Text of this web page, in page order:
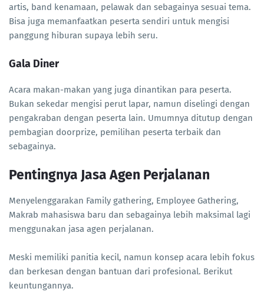
artis, band kenamaan, pelawak dan sebagainya sesuai tema.
Bisa juga memanfaatkan peserta sendiri untuk mengisi
panggung hiburan supaya lebih seru.
Gala Diner
Acara makan-makan yang juga dinantikan para peserta.
Bukan sekedar mengisi perut lapar, namun diselingi dengan
pengakraban dengan peserta lain. Umumnya ditutup dengan
pembagian doorprize, pemilihan peserta terbaik dan
sebagainya.
Pentingnya Jasa Agen Perjalanan
Menyelenggarakan Family gathering, Employee Gathering,
Makrab mahasiswa baru dan sebagainya lebih maksimal lagi
menggunakan jasa agen perjalanan.
Meski memiliki panitia kecil, namun konsep acara lebih fokus
dan berkesan dengan bantuan dari profesional. Berikut
keuntungannya.